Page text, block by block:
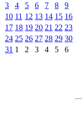
3
4 5 6 7 8
9
10 11 12 13 14 15 16
17 18 19 20 21 22 23
24 25 26 27 28 29 30
31 1 2 3 4 5 6